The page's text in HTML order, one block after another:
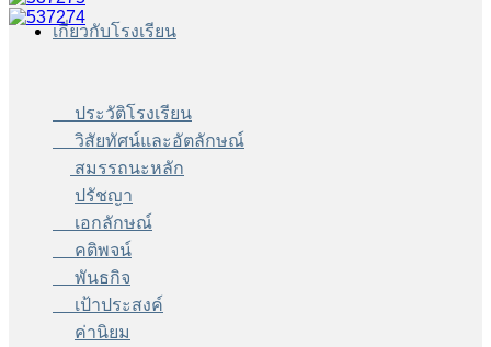
เกี่ยวกับโรงเรียน
ประวัติโรงเรียน
วิสัยทัศน์และอัตลักษณ์
สมรรถนะหลัก
ปรัชญา
เอกลักษณ์
คติพจน์
พันธกิจ
เป้าประสงค์
ค่านิยม